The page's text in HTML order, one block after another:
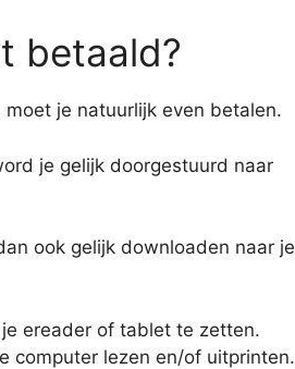
betaald?
je natuurlijk even betalen.
je gelijk doorgestuurd naar
ook gelijk downloaden naar je
ereader of tablet te zetten.
computer lezen en/of uitprinten.